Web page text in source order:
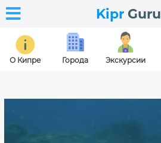
Kipr Guru

О Кипре Города Экскурсии